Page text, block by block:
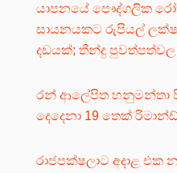
යාපනයේ පෞද්ගලික
සායනයකට රුපියල් ලක්ෂ
දඩයක්; තීන්දු
රන් ආලේපිත හනුමන්තා
දෙදෙනා 19 තෙක්
රාජපක්ෂලාට අදාළ